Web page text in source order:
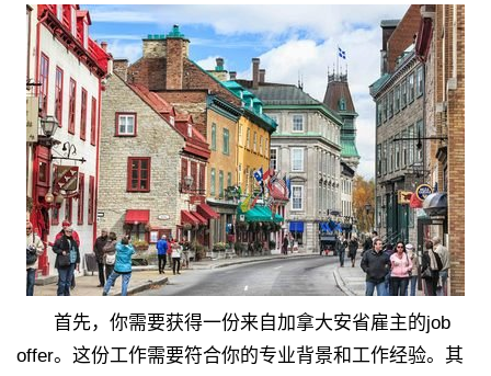
首先，你需要获得一份来自加拿大安省雇主的job
offer。这份工作需要符合你的专业背景和工作经验。其